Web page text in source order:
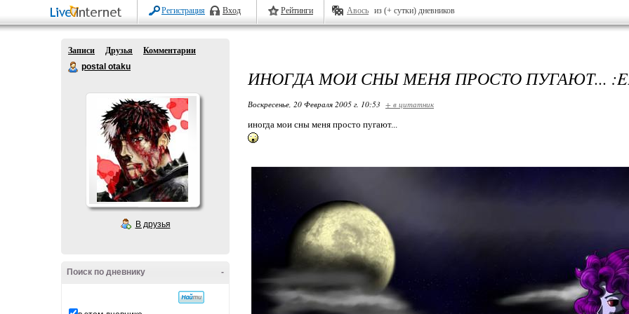
Регистрация Вход Рейтинги Авось из (+ сутки) дневников
Записи Друзья
Комментарии
postal otaku
В друзья
-
Поиск по дневнику
ИНОГДА МОИ СНЫ МЕНЯ ПРОСТО ПУГАЮТ...
Воскресенье, 20 Февраля 2005 г. 10:53 + в цитатник
иногда мои сны меня просто пугают...